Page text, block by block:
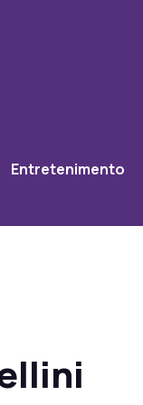
Entretenimento